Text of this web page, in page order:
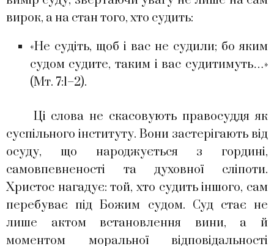
вирок, а на стан того, хто судить:
«Не судіть, щоб і вас не судили; бо яким
судом судите, таким і вас судитимуть…»
(Мт. 7:1–2).
Ці слова не скасовують правосуддя як
суспільного інституту. Вони застерігають від
осуду, що народжується з гордині,
самовпевненості та духовної сліпоти.
Христос нагадує: той, хто судить іншого, сам
перебуває під Божим судом. Суд стає не
лише актом встановлення вини, а й
моментом моральної відповідальності